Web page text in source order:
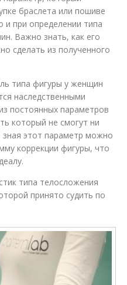
браслета или пошиве
при определении типа
Важно знать, как его
сделать из полученного
типа фигуры у женщин
наследственными
постоянных параметров
который не смогут ни
зная этот параметр можно
коррекции фигуры, что
типа телосложения
принято судить по